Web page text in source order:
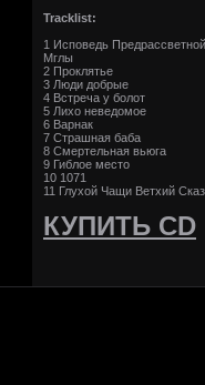
Tracklist:
1 Исповедь Предрассветной
Мглы
2 Проклятье
3 Люди добрые
4 Встреча у болот
5 Лихо неведомое
6 Варнак
7 Страшная баба
8 Смертельная вьюга
9 Гиблое место
10 1071
11 Глухой Чащи Ветхий Сказ
КУПИТЬ CD